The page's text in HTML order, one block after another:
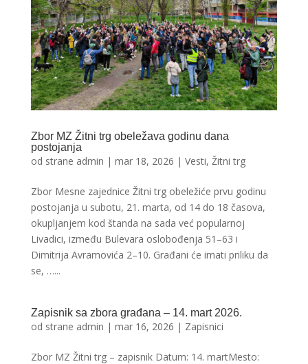
Zbor MZ Žitni trg obeležava godinu dana
postojanja
od strane admin | mar 18, 2026 | Vesti, Žitni trg
Zbor Mesne zajednice Žitni trg obeležiće prvu godinu
postojanja u subotu, 21. marta, od 14 do 18 časova,
okupljanjem kod štanda na sada već popularnoj
Livadici, između Bulevara oslobođenja 51–63 i
Dimitrija Avramovića 2–10. Građani će imati priliku da
se, …...
Zapisnik sa zbora građana – 14. mart 2026.
od strane admin | mar 16, 2026 | Zapisnici
Zbor MZ Žitni trg – zapisnik Datum: 14. martMesto: